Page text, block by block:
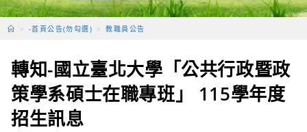
> -首頁公告(勿勾選) > 教職員公告
轉知-國立臺北大學「公共行政暨政
策學系碩士在職專班」 115學年度
招生訊息